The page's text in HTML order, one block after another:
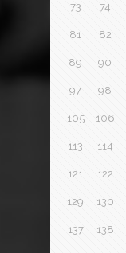
73 74
81 82
89 90
97 98
105 106
113 114
121 122
129 130
137 138